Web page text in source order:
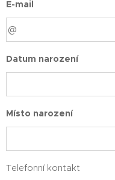
E-mail
Datum narození
Místo narození
Telefonní kontakt